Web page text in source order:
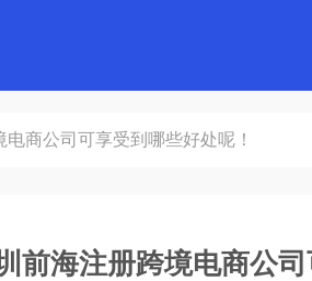
商公司可享受到哪些好处呢！
前海注册跨境电商公